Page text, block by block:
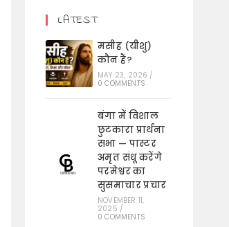
LATEST
मसीह (यीशु)
कौन हैं?
MAY 23, 2026 /
0 COMMENTS
बंगा में विशाल
छुटकारा प्रार्थना
सभा — पास्टर
अमृत संधू करेंगे
परमेश्वर का
सुसमाचार प्रचार
NOVEMBER 11,
2025 /
0 COMMENTS